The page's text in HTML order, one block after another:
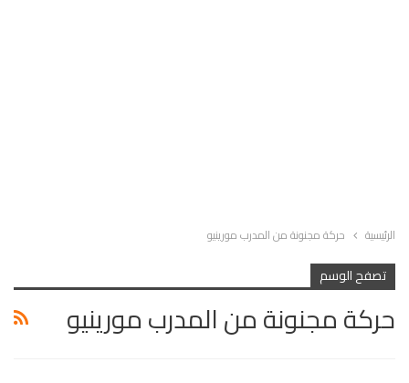
الرئيسية حركة مجنونة من المدرب مورينيو
تصفح الوسم
حركة مجنونة من المدرب مورينيو